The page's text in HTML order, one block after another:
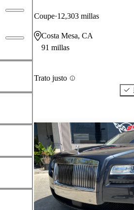
Coupe 12,303 millas
Costa Mesa, CA
91 millas
Trato justo